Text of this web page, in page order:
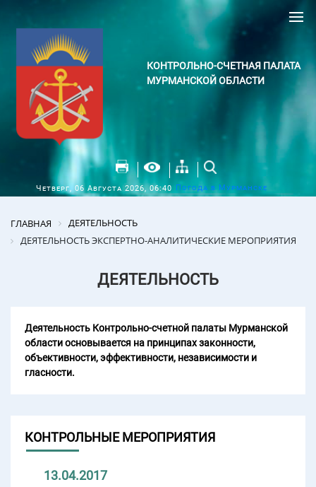
КОНТРОЛЬНО-СЧЕТНАЯ ПАЛАТА
МУРМАНСКОЙ ОБЛАСТИ
Четверг, 06 Августа 2026, 06:40 Погода в Мурманске
ГЛАВНАЯ
ДЕЯТЕЛЬНОСТЬ
ДЕЯТЕЛЬНОСТЬ ЭКСПЕРТНО-АНАЛИТИЧЕСКИЕ МЕРОПРИЯТИЯ
ДЕЯТЕЛЬНОСТЬ
Деятельность Контрольно-счетной палаты Мурманской
области основывается на принципах законности,
объективности, эффективности, независимости и
гласности.
КОНТРОЛЬНЫЕ МЕРОПРИЯТИЯ
13.04.2017